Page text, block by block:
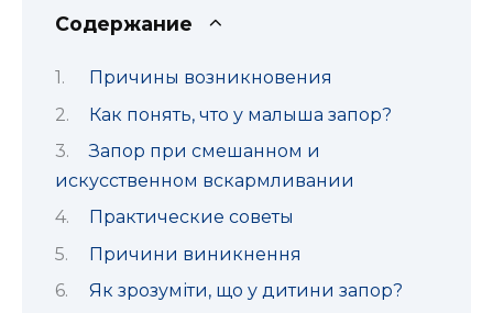
Содержание
Причины возникновения
Как понять, что у малыша запор?
Запор при смешанном и
искусственном вскармливании
Практические советы
Причини виникнення
Як зрозуміти, що у дитини запор?